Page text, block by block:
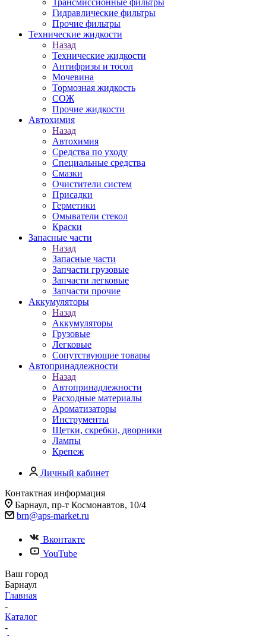
Гидравлические фильтры
Прочие фильтры
Технические жидкости
Назад
Технические жидкости
Антифризы и тосол
Мочевина
Тормозная жидкость
СОЖ
Прочие жидкости
Автохимия
Назад
Автохимия
Средства по уходу
Специальные средства
Смазки
Очистители систем
Присадки
Герметики
Омыватели стекол
Краски
Запасные части
Назад
Запасные части
Запчасти грузовые
Запчасти легковые
Запчасти прочие
Аккумуляторы
Назад
Аккумуляторы
Грузовые
Легковые
Сопутствующие товары
Автопринадлежности
Назад
Автопринадлежности
Расходные материалы
Ароматизаторы
Инструменты
Щетки, скребки, дворники
Лампы
Крепеж
Личный кабинет
Контактная информация
Барнаул, пр-т Космонавтов, 10/4
brn@aps-market.ru
Вконтакте
YouTube
Ваш город
Барнаул
Главная
-
Каталог
-